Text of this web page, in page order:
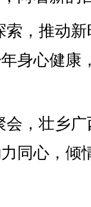
，推动
身心健康
，壮乡
同心，倾